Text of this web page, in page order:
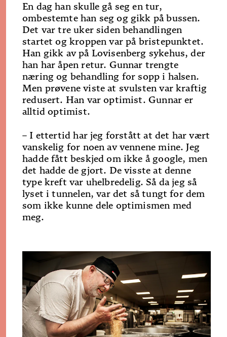
En dag han skulle gå seg en tur,
ombestemte han seg og gikk på bussen.
Det var tre uker siden behandlingen
startet og kroppen var på bristepunktet.
Han gikk av på Lovisenberg sykehus, der
han har åpen retur. Gunnar trengte
næring og behandling for sopp i halsen.
Men prøvene viste at svulsten var kraftig
redusert. Han var optimist. Gunnar er
alltid optimist.
– I ettertid har jeg forstått at det har vært
vanskelig for noen av vennene mine. Jeg
hadde fått beskjed om ikke å google, men
det hadde de gjort. De visste at denne
type kreft var uhelbredelig. Så da jeg så
lyset i tunnelen, var det så tungt for dem
som ikke kunne dele optimismen med
meg.